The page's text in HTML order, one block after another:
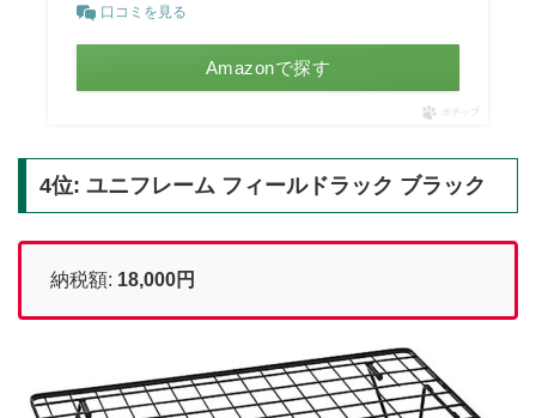
口コミを見る
Amazonで探す
ポチップ
4位: ユニフレーム フィールドラック ブラック
納税額: 18,000円